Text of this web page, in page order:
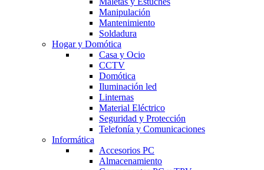
Manipulación
Mantenimiento
Soldadura
Hogar y Domótica
Casa y Ocio
CCTV
Domótica
Iluminación led
Linternas
Material Eléctrico
Seguridad y Protección
Telefonía y Comunicaciones
Informática
Accesorios PC
Almacenamiento